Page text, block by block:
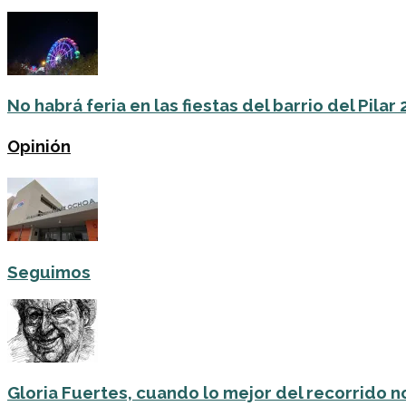
No habrá feria en las fiestas del barrio del Pilar
Opinión
Seguimos
Gloria Fuertes, cuando lo mejor del recorrido